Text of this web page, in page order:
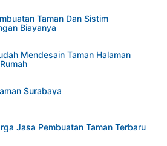
Taman Dan Sistim
Biayanya
Mendesain Taman Halaman
Surabaya
Jasa Pembuatan Taman Terbaru